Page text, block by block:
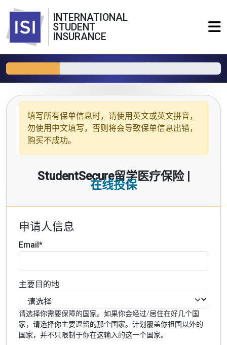
INTERNATIONAL
STUDENT
INSURANCE
填写所有保单信息时，请使用 英文或英文拼音，
勿使用中文填写，否则将会导致保单信息出错，
购买不成功。
StudentSecure留学医疗保险 |
在线投保
申请人信息
Email*
主要目的地
请选择你需要保障的国家。如果你会经过/居住在好几个国
家，请选择你主要逗留的那个国家。计划覆盖你祖国以外的
国家，并不只限制于你在这输入的这一个国家。